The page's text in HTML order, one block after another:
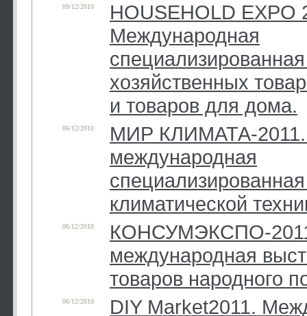
09/12/2010
HOUSEHOLD EXPO
Международная
хозяйственных
и товаров для дома.
06/12/2010
МИР КЛИМАТА-2011.
международная
климатической
06/12/2010
КОНСУМЭКСПО-
международная
товаров народного
06/12/2010 DIY Market2011.